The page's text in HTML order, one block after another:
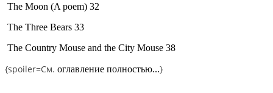
The Moon (A poem) 32
The Three Bears 33
The Country Mouse and the City Mouse 38
{spoiler=См. оглавление полностью...}